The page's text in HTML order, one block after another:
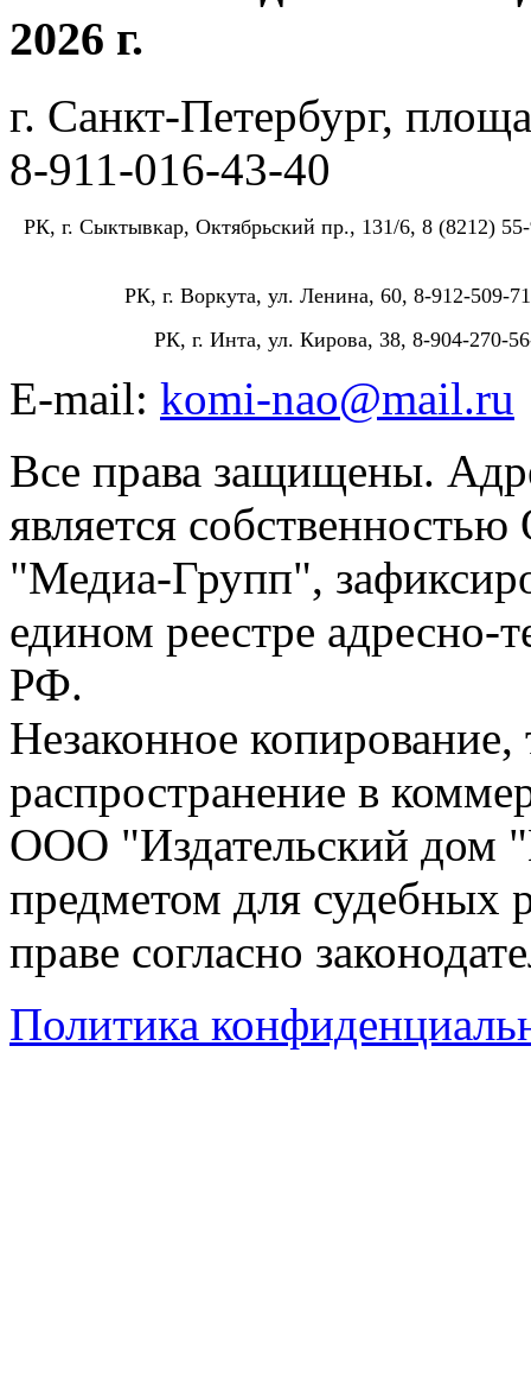
2026 г.
г. Санкт-Петербург,
8-911-016-43-40
РК, г. Сыктывкар, Октябрьский пр., 131/6, 8 (8212)
РК, г. Воркута, ул. Ленина, 60, 8-912-509-
РК, г. Инта, ул. Кирова, 38, 8-904-270-
E-mail: komi-nao@mail.ru
Все права защищены.
является
"Медиа-Групп",
едином реестре адресно-
РФ.
Незаконное
распространение в
ООО "Издательский дом
предметом для судебных
праве согласно
Политика